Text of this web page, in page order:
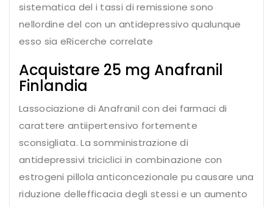
sistematica del i tassi di remissione sono
nellordine del con un antidepressivo qualunque
esso sia eRicerche correlate
Acquistare 25 mg Anafranil
Finlandia
Lassociazione di Anafranil con dei farmaci di
carattere antiipertensivo fortemente
sconsigliata. La somministrazione di
antidepressivi triciclici in combinazione con
estrogeni pillola anticoncezionale pu causare una
riduzione dellefficacia degli stessi e un aumento